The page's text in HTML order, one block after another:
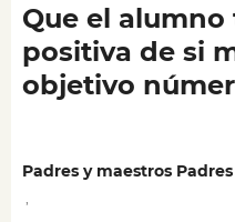
Que el
positiva de si
objetivo
Padres y maestros